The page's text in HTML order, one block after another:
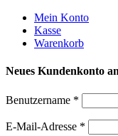
Weiter
zum
Inhalt
Mein Konto
Kasse
Warenkorb
Neues Kundenkonto
Benutzername *
E-Mail-Adresse *